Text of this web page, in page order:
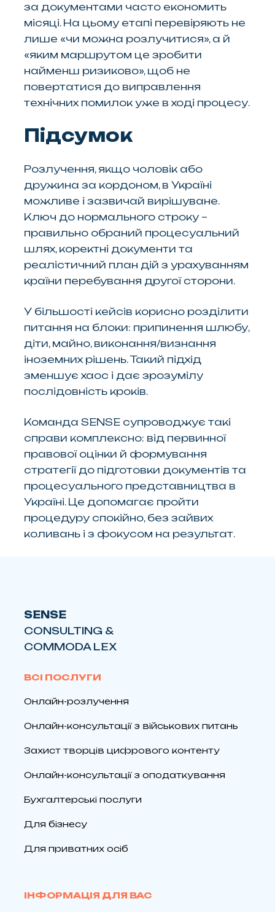
за документами часто економить
місяці. На цьому етапі перевіряють не
лише «чи можна розлучитися», а й
«яким маршрутом це зробити
найменш ризиково», щоб не
повертатися до виправлення
технічних помилок уже в ході процесу.
Підсумок
Розлучення, якщо чоловік або
дружина за кордоном, в Україні
можливе і зазвичай вирішуване.
Ключ до нормального строку –
правильно обраний процесуальний
шлях, коректні документи та
реалістичний план дій з урахуванням
країни перебування другої сторони.
У більшості кейсів корисно розділити
питання на блоки: припинення шлюбу,
діти, майно, виконання/визнання
іноземних рішень. Такий підхід
зменшує хаос і дає зрозумілу
послідовність кроків.
Команда SENSE супроводжує такі
справи комплексно: від первинної
правової оцінки й формування
стратегії до підготовки документів та
процесуального представництва в
Україні. Це допомагає пройти
процедуру спокійно, без зайвих
коливань і з фокусом на результат.
SENSE
CONSULTING &
COMMODA LEX
ВСІ ПОСЛУГИ
Онлайн-розлучення
Онлайн-консультації з військових питань
Захист творців цифрового контенту
Онлайн-консультації з оподаткування
Бухгалтерські послуги
Для бізнесу
Для приватних осіб
ІНФОРМАЦІЯ ДЛЯ ВАС